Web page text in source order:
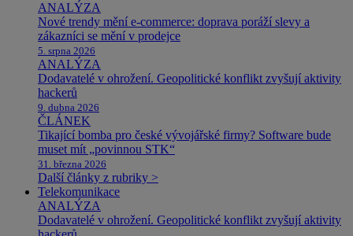
ANALÝZA
Nové trendy mění e-commerce: doprava poráží slevy a
zákazníci se mění v prodejce
5. srpna 2026
ANALÝZA
Dodavatelé v ohrožení. Geopolitické konflikt zvyšují aktivity
hackerů
9. dubna 2026
ČLÁNEK
Tikající bomba pro české vývojářské firmy? Software bude
muset mít „povinnou STK“
31. března 2026
Další články z rubriky >
Telekomunikace
ANALÝZA
Dodavatelé v ohrožení. Geopolitické konflikt zvyšují aktivity